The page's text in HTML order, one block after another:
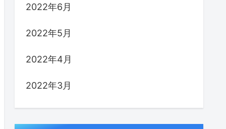
2022年6月
2022年5月
2022年4月
2022年3月